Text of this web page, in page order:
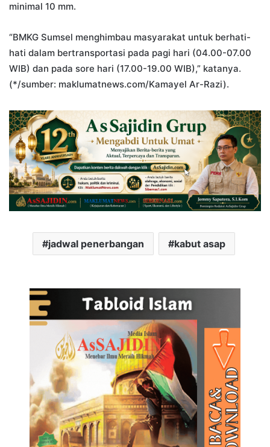
minimal 10 mm.
“BMKG Sumsel menghimbau masyarakat untuk berhati-
hati dalam bertransportasi pada pagi hari (04.00-07.00
WIB) dan pada sore hari (17.00-19.00 WIB),” katanya.
(*/sumber: maklumatnews.com/Kamayel Ar-Razi).
jadwal penerbangan kabut asap